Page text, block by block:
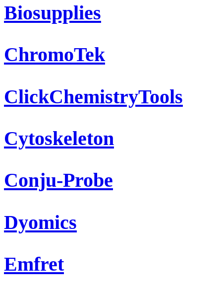
Biosupplies
ChromoTek
ClickChemistryTools
Cytoskeleton
Conju-Probe
Dyomics
Emfret